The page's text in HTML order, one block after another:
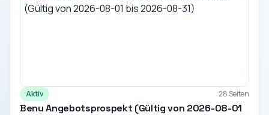
Aktiv 28 Seiten
Benu Angebotsprospekt (Gültig von 2026-08-01